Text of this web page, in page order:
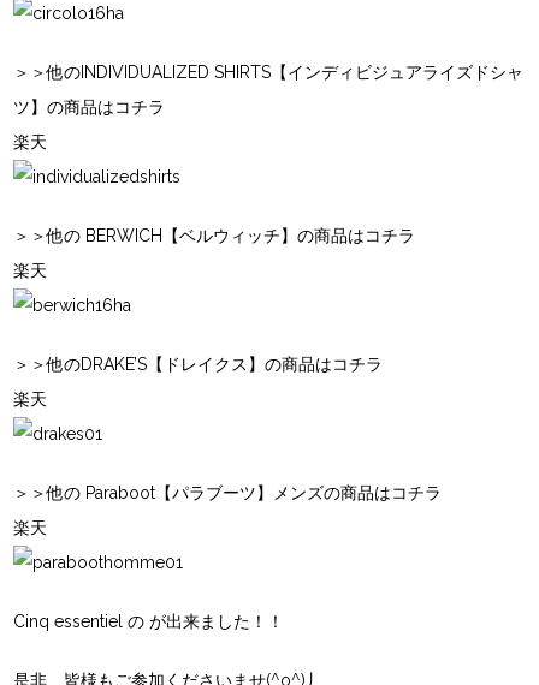
＞＞他のINDIVIDUALIZED SHIRTS【インディビジュアライズドシャ
ツ】の商品はコチラ
楽天
＞＞他の BERWICH【ベルウィッチ】の商品はコチラ
楽天
＞＞他のDRAKE’S【ドレイクス】の商品はコチラ
楽天
＞＞他の Paraboot【パラブーツ】メンズの商品はコチラ
楽天
Cinq essentiel のが出来ました！！
是非、皆様もご参加くださいませ(^o^)丿